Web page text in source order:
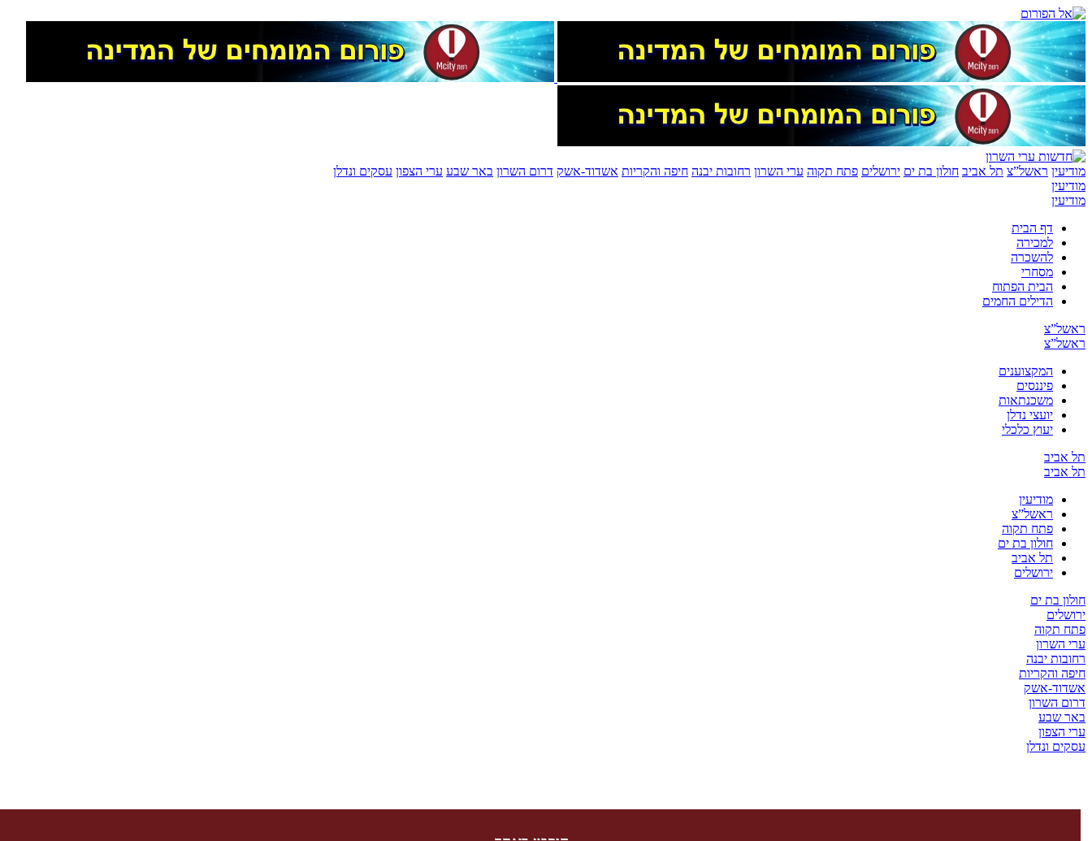
מודיעין ראשל”צ תל אביב חולון בת ים ירושלים פתח תקוה ערי השרון רחובות יבנה חיפה והקריות אשדוד-אשק דרום השרון באר שבע ערי הצפון עסקים ונדלן
מודיעין
מודיעין
דף הבית
למכירה
להשכרה
מסחרי
הבית הפתוח
הדילים החמים
ראשל”צ
ראשל”צ
המקצוענים
פיננסים
משכנתאות
יועצי נדלן
יעוץ כלכלי
תל אביב
תל אביב
מודיעין
ראשל”צ
פתח תקוה
חולון בת ים
תל אביב
ירושלים
חולון בת ים
ירושלים
פתח תקוה
ערי השרון
רחובות יבנה
חיפה והקריות
אשדוד-אשק
דרום השרון
באר שבע
ערי הצפון
עסקים ונדלן